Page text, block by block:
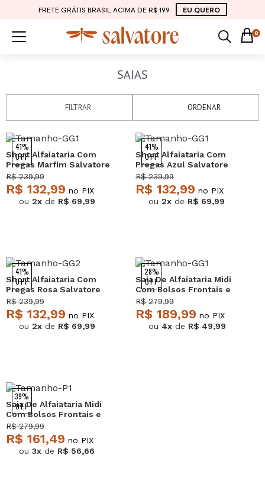
FRETE GRÁTIS BRASIL ACIMA DE R$ 199 EU QUERO
0
SAIAS
FILTRAR ORDENAR
41%
OFF
Short Alfaiataria Com
Pregas Marfim Salvatore
R$ 239,99
R$ 132,99 no PIX
ou 2x de R$ 69,99
41%
OFF
Short Alfaiataria Com
Pregas Azul Salvatore
R$ 239,99
R$ 132,99 no PIX
ou 2x de R$ 69,99
41%
OFF
Short Alfaiataria Com
Pregas Rosa Salvatore
R$ 239,99
R$ 132,99 no PIX
ou 2x de R$ 69,99
28%
OFF
Saia De Alfaiataria Midi
Com Bolsos Frontais e
Fenda Azul Salvatore
R$ 279,99
R$ 189,99 no PIX
ou 4x de R$ 49,99
39%
OFF
Saia De Alfaiataria Midi
Com Bolsos Frontais e
Fenda Preto Salvatore
R$ 279,99
R$ 161,49 no PIX
ou 3x de R$ 56,66